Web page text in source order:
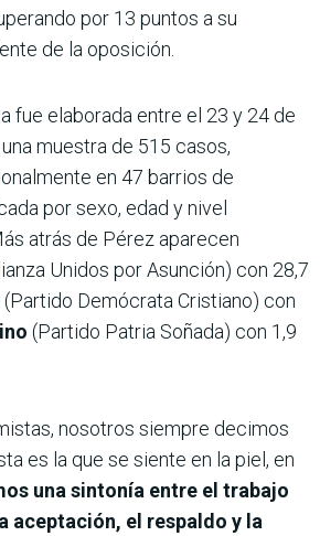
por 13 puntos a su
de la oposición.
fue elaborada entre el 23 y 24 de
muestra de 515 casos,
en 47 barrios de
por sexo, edad y nivel
atrás de Pérez aparecen
Unidos por Asunción) con 28,7
(Partido Demócrata Cristiano) con
(Partido Patria Soñada) con 1,9
nosotros siempre decimos
es la que se siente en la piel, en
una sintonía entre el trabajo
aceptación, el respaldo y la